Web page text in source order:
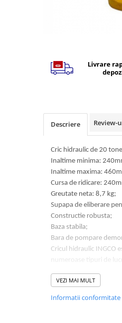
Scania R S G P Next Generation
Volvo FH 2 Euro 4
Volvo FH 4 Euro 6
Volvo Model FM
Lumini, Becuri, Proiectoare
Accesorii iluminare LED camioane
Bare LED (LED Bar) off-road, auto
Becuri Halogen Auto
Becuri Xenon Auto
Livrare
Descriere Review-
Cric hidraulic de 20
Inaltime minima:
Inaltime maxima:
Cursa de ridicare:
Greutate neta: 8,7 kg;
Supapa de eliberare
Constructie robusta;
Baza stabila;
Bara de pompare
Cricul hidraulic INGCO
numeroase tipuri de
NOTA:
Inainte de ridicarea
VEZI MAI MULT
Informatii